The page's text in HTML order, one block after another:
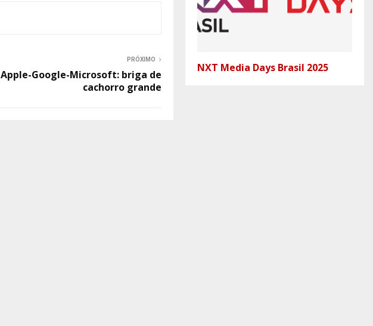
PRÓXIMO
Apple-Google-Microsoft: briga de
cachorro grande
NXT Media Days Brasil 2025